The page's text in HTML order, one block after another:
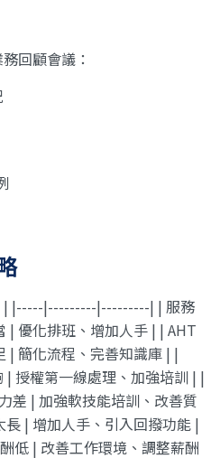
回顧會議：
| |-----|---------|---------| | 服務
| 優化排班、增加人手 | | AHT
| 簡化流程、完善知識庫 | |
| 授權第一線處理、加強培訓 | |
差 | 加強軟技能培訓、改善質
| 增加人手、引入回撥功能 |
低 | 改善工作環境、調整薪酬